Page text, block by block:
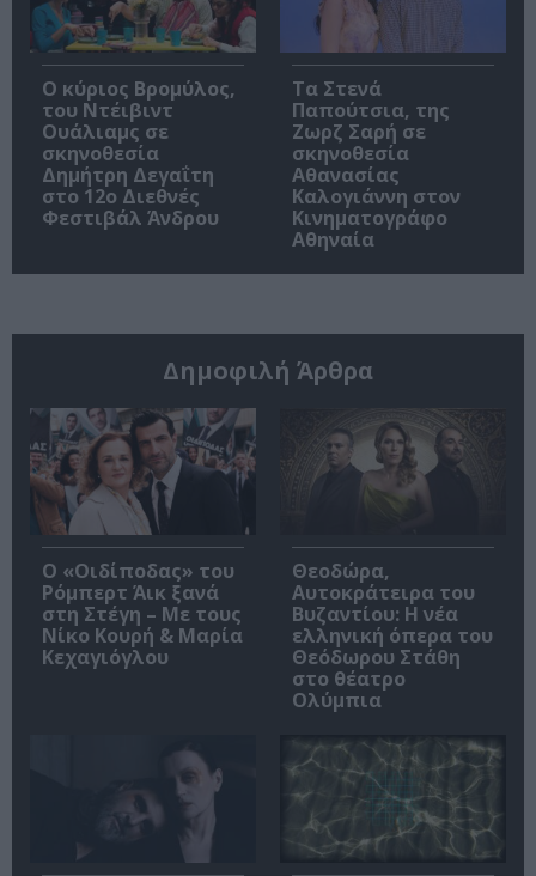
O κύριος Βρομύλος,
του Ντέιβιντ
Ουάλιαμς σε
σκηνοθεσία
Δημήτρη Δεγαΐτη
στο 12ο Διεθνές
Φεστιβάλ Άνδρου
Τα Στενά
Παπούτσια, της
Ζωρζ Σαρή σε
σκηνοθεσία
Αθανασίας
Καλογιάννη στον
Κινηματογράφο
Αθηναία
Δημοφιλή Άρθρα
O «Οιδίποδας» του
Ρόμπερτ Άικ ξανά
στη Στέγη – Με τους
Νίκο Κουρή & Μαρία
Κεχαγιόγλου
Θεοδώρα,
Αυτοκράτειρα του
Βυζαντίου: Η νέα
ελληνική όπερα του
Θεόδωρου Στάθη
στο θέατρο
Ολύμπια